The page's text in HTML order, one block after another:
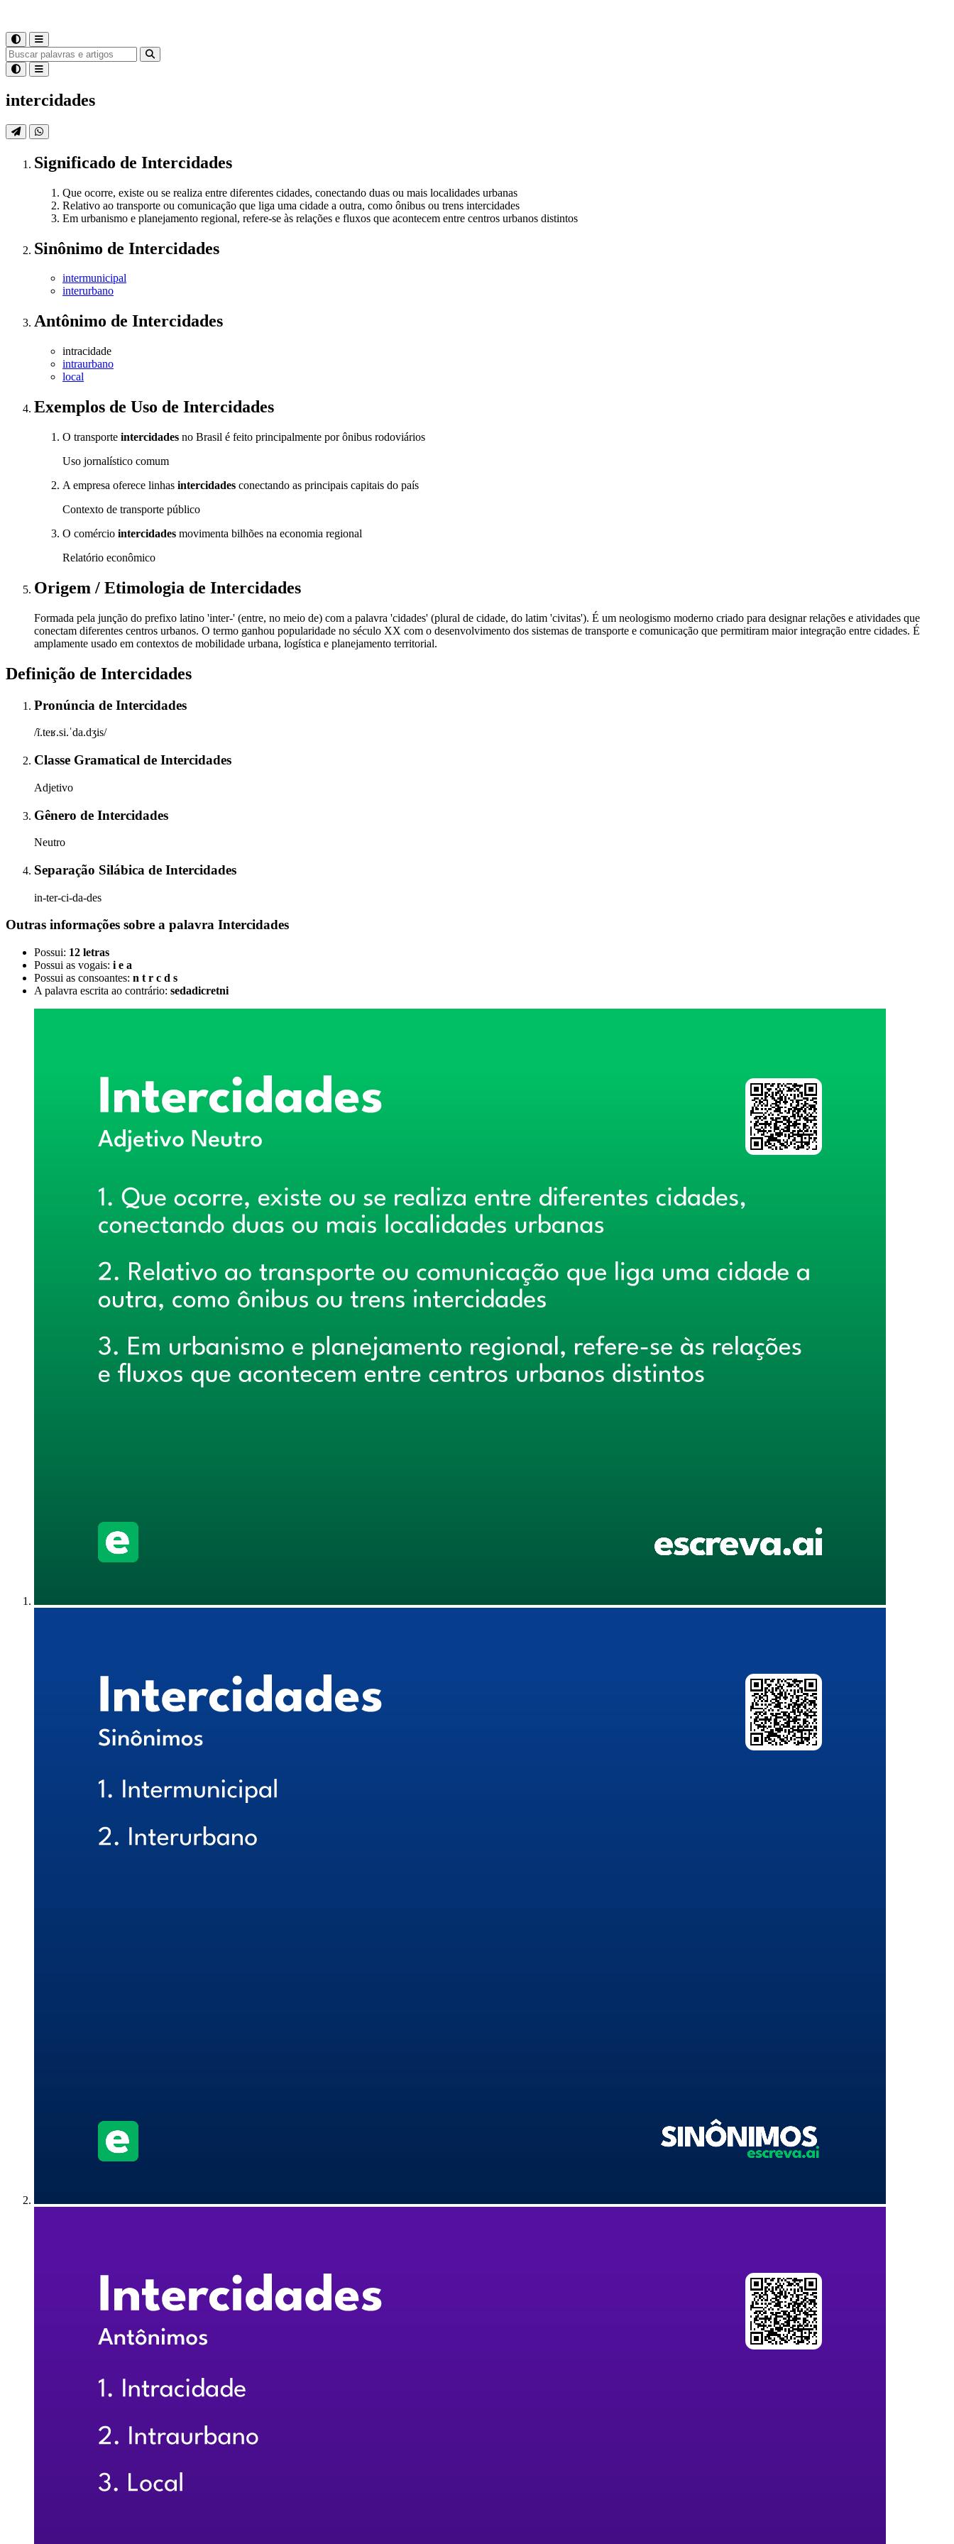
intercidades
Significado de Intercidades
Que ocorre, existe ou se realiza entre diferentes cidades, conectando duas ou mais localidades urbanas
Relativo ao transporte ou comunicação que liga uma cidade a outra, como ônibus ou trens intercidades
Em urbanismo e planejamento regional, refere-se às relações e fluxos que acontecem entre centros urbanos distintos
Sinônimo de Intercidades
intermunicipal
interurbano
Antônimo de Intercidades
intracidade
intraurbano
local
Exemplos de Uso de Intercidades
O transporte intercidades no Brasil é feito principalmente por ônibus rodoviários
Uso jornalístico comum
A empresa oferece linhas intercidades conectando as principais capitais do país
Contexto de transporte público
O comércio intercidades movimenta bilhões na economia regional
Relatório econômico
Origem / Etimologia de Intercidades
Formada pela junção do prefixo latino 'inter-' (entre, no meio de) com a palavra 'cidades' (plural de cidade, do latim 'civitas'). É um neologismo moderno criado para designar relações e atividades que
conectam diferentes centros urbanos. O termo ganhou popularidade no século XX com o desenvolvimento dos sistemas de transporte e comunicação que permitiram maior integração entre cidades. É
amplamente usado em contextos de mobilidade urbana, logística e planejamento territorial.
Definição de Intercidades
Pronúncia de Intercidades
/ĩ.teʁ.si.ˈda.dʒis/
Classe Gramatical de Intercidades
Adjetivo
Gênero de Intercidades
Neutro
Separação Silábica de Intercidades
in-ter-ci-da-des
Outras informações sobre a palavra Intercidades
Possui: 12 letras
Possui as vogais: i e a
Possui as consoantes: n t r c d s
A palavra escrita ao contrário: sedadicretni